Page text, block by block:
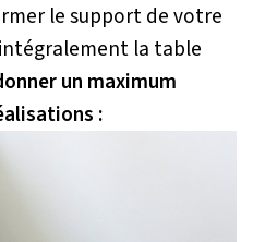
le support de votre
la table
un maximum
: